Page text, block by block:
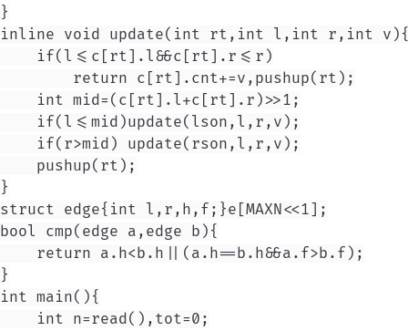
}
inline void update(int rt,int l,int r,int
    if(l<=c[rt].l&&c[rt].r<=r)
        return c[rt].cnt+=v,pushup(rt);
    int mid=(c[rt].l+c[rt].r)>>1;
    if(l<=mid)update(lson,l,r,v);
    if(r>mid) update(rson,l,r,v);
    pushup(rt);
}
struct edge{int l,r,h,f;}e[MAXN<<1];
bool cmp(edge a,edge b){
    return a.h<b.h||(a.h==b.h&&a.f>b.f);
}
int main(){
    int n=read(),tot=0;